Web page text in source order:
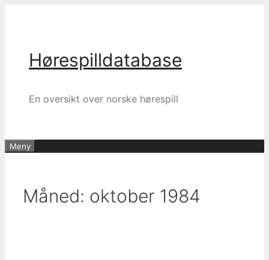
Hørespilldatabase
En oversikt over norske hørespill
Meny
Måned: oktober 1984